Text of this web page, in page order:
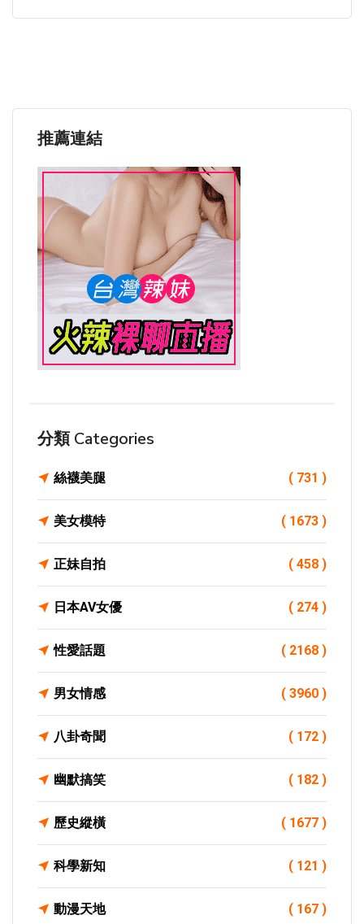
推薦連結
分類 Categories
絲襪美腿 ( 731 )
美女模特 ( 1673 )
正妹自拍 ( 458 )
日本AV女優 ( 274 )
性愛話題 ( 2168 )
男女情感 ( 3960 )
八卦奇聞 ( 172 )
幽默搞笑 ( 182 )
歷史縱橫 ( 1677 )
科學新知 ( 121 )
動漫天地 ( 167 )